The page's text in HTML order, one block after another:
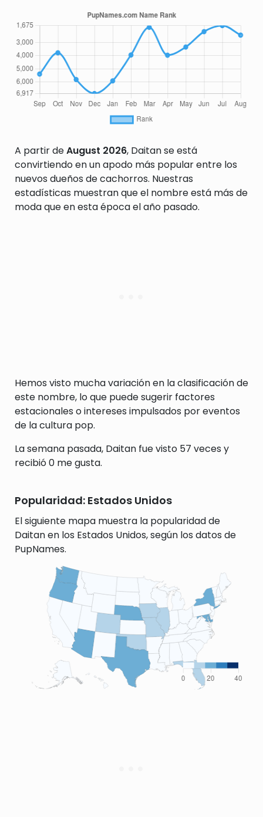
A partir deAugust 2026, Daitan se está
convirtiendo en un apodo más popular entre los
nuevos dueños de cachorros. Nuestras
estadísticas muestran que el nombre está más de
moda que en esta época el año pasado.
Hemos visto mucha variación en la clasificación de
este nombre, lo que puede sugerir factores
estacionales o intereses impulsados por eventos
de la cultura pop.
La semana pasada, Daitan fue visto 57 veces y
recibió 0 me gusta.
Popularidad: Estados Unidos
El siguiente mapa muestra la popularidad de
Daitan en los Estados Unidos, según los datos de
PupNames.